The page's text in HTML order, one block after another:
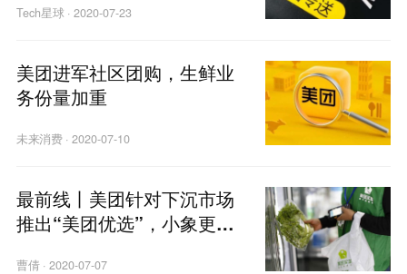
Tech星球 · 2020-07-23
美团进军社区团购，生鲜业
务份量加重
未来消费· 2020-07-10
最前线丨美团针对下沉市场
推出“美团优选”，小象更名
曹倩· 2020-07-07